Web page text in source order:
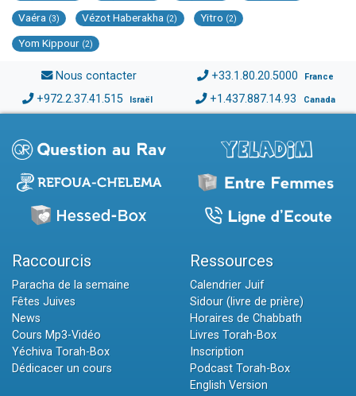
Vaéra (3) Vézot Haberakha (2) Yitro (2)
Yom Kippour (2)
Nous contacter +33.1.80.20.5000 France
+972.2.37.41.515 Israël +1.437.887.14.93 Canada
Raccourcis
Paracha de la semaine
Fêtes Juives
News
Cours Mp3-Vidéo
Yéchiva Torah-Box
Dédicacer un cours
Ressources
Calendrier Juif
Sidour (livre de prière)
Horaires de Chabbath
Livres Torah-Box
Inscription
Podcast Torah-Box
English Version